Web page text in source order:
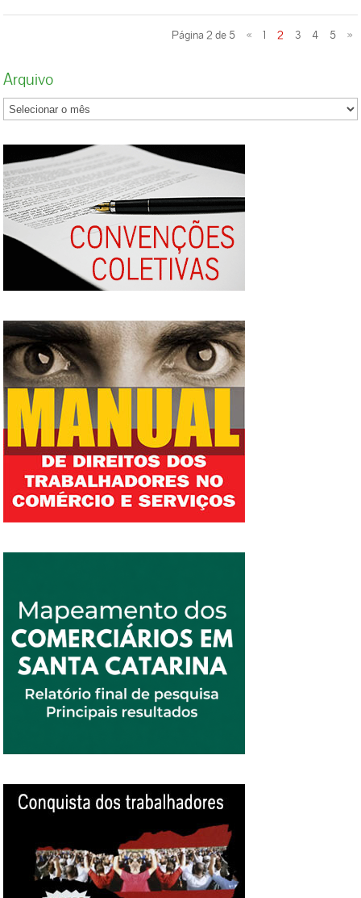
pessoas jovens. Se a pessoa tem uma jornada
Não tem sentido, em pleno século 21, ter
jovem trabalhando nesse sistema”, critica.
que a redução da jornada entre nesse debate
no Congresso. “Vejo que há sensibilidade para
isso na Comissão do Trabalho. Se fizermos
uma campanha bem feita, temos condições
de resolver esse problema”, avalia. Disputa
política e futuro do sindicalismo Nobre
ressalta ainda que a sobrevivência das
negociações coletivas, já em discussão no
Congresso. Ele destaca também a
necessidade de eleger uma bancada de
sindicalistas em 2026. “Nós precisamos
construir, dentro do Congresso Nacional, uma
bancada que se dedique exclusivamente aos
temas do trabalho. A luta sindical descolada
da luta política é uma luta incompleta”,
declara. Sobre o ex-presidente Jair Bolsonaro
(PL), ele acredita que tende a...
concentração de riquezas e da exploração do
trabalho. A precarização das relações de
Michel Temer, no seu projeto Uma ponte para
de Jair Bolsonaro. Segundo algumas
estatísticas, mais de 40 milhões de
trabalhadores estão na informalidade ou
exercendo atividades precarizadas, como
trabalho nas plataformas digitais, pejotização,
trabalho intermitente, cooperativas de
trabalho de fachada, terceirização, dentre
outras modalidades de relação de trabalho.
Nas atividades que representamos, (comércio
aumentou muito, resultado da baixa
remuneração, extensas jornadas de trabalho,
trabalho nos domingos e feriados, assédio
moral, tratamento desumano aos
trabalhadores, como aconteceu recentemente
em uma das filiais dos Supermercados
Imperatriz, filial de Rio do Sul, condenada em
um processo trabalhista movido por uma
funcionária, por ser impedida, com frequência,
de ida ao banheiro para as suas necessidades
fisiológicas e até mesmo para a troca de
comerciária, muitas vezes de doze, treze por
para as mulheres, previsto no artigo 386 da
Consolidação das Leis do Trabalho, utilização
de banco de horas, exigindo quase sempre
jornadas de trabalho extenuantes, sem
de 1988, conseguimos reduzir a jornada de
trabalho oficial de 48 para 44 horas semanais,
outro lado, em muitas atividades, até mesmo
produtividade, resultado do trabalho,
aumentaram muitas vezes mais, no entanto, o
valor de compra dos salários continuam igual
ou até menores daqueles praticados antes de
1988. A situação destes trabalhadores tem se
agravado ainda mais, com a ampliação cada
Página 2 de 5 « 1 2 3 4 5 »
Arquivo